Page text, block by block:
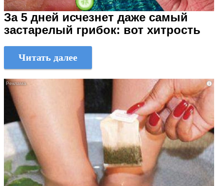
За 5 дней исчезнет даже самый
застарелый грибок: вот хитрость
Читать далее
i